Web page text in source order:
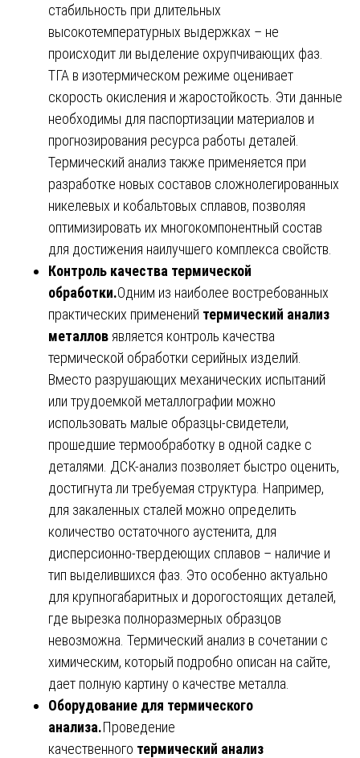
стабильность при длительных
высокотемпературных выдержках – не
происходит ли выделение охрупчивающих фаз.
ТГА в изотермическом режиме оценивает
скорость окисления и жаростойкость. Эти данные
необходимы для паспортизации материалов и
прогнозирования ресурса работы деталей.
Термический анализ также применяется при
разработке новых составов сложнолегированных
никелевых и кобальтовых сплавов, позволяя
оптимизировать их многокомпонентный состав
для достижения наилучшего комплекса свойств.
Контроль качества термической
обработки.Одним из наиболее востребованных
практических применений термический анализ
металлов является контроль качества
термической обработки серийных изделий.
Вместо разрушающих механических испытаний
или трудоемкой металлографии можно
использовать малые образцы-свидетели,
прошедшие термообработку в одной садке с
деталями. ДСК-анализ позволяет быстро оценить,
достигнута ли требуемая структура. Например,
для закаленных сталей можно определить
количество остаточного аустенита, для
дисперсионно-твердеющих сплавов – наличие и
тип выделившихся фаз. Это особенно актуально
для крупногабаритных и дорогостоящих деталей,
где вырезка полноразмерных образцов
невозможна. Термический анализ в сочетании с
химическим, который подробно описан на сайте,
дает полную картину о качестве металла.
Оборудование для термического
анализа.Проведение
качественного термический анализ